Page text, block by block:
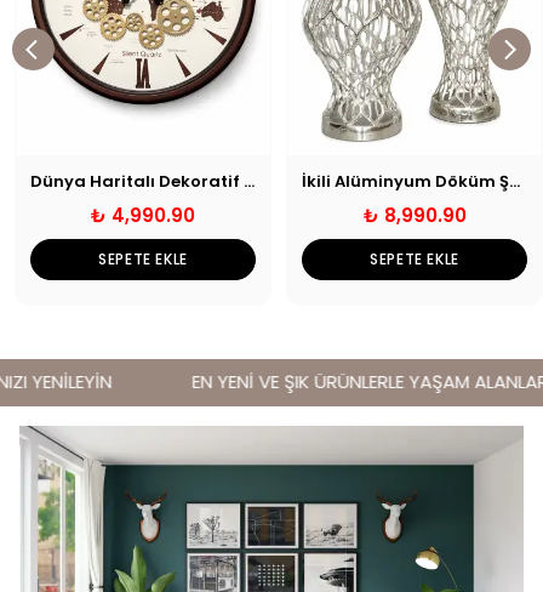
Dünya Haritalı Dekoratif Çarklı Duvar Saati
₺ 4,990.90
SEPETE EKLE
İkili Alüminyum Döküm Şah Küp Gümüş
₺ 8,990.90
SEPETE EKLE
YENİLEYİN EN YENİ VE ŞIK ÜRÜNLERLE YAŞAM